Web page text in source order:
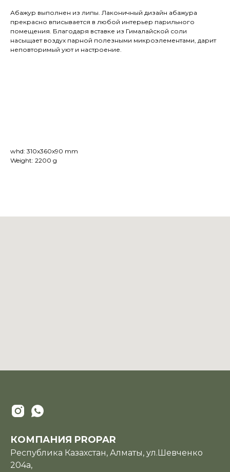
Абажур выполнен из липы. Лаконичный дизайн абажура
прекрасно вписывается в любой интерьер парильного
помещения. Благодаря вставке из Гималайской соли
насыщает воздух парной полезными микроэлементами, дарит
неповторимый уют и настроение.
whd: 310x360x90 mm
Weight: 2200 g
КОМПАНИЯ PROPAR
Республика Казахстан, Алматы, ул.Шевченко
204а,